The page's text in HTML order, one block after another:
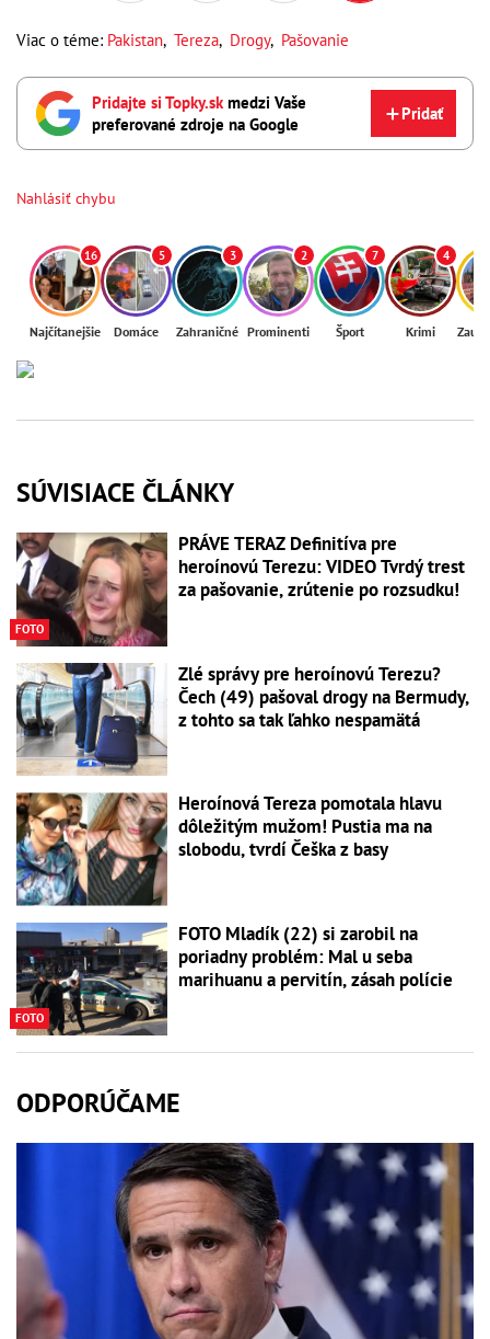
Viac o téme: Pakistan, Tereza, Drogy, Pašovanie
Pridajte si Topky.skmedzi Vaše
preferované zdroje na Google
Pridať
Nahlásiť chybu
16
Najčítanejšie
5
Domáce
3
Zahraničné
2
Prominenti
7
Šport
4
Krimi
SÚVISIACE ČLÁNKY
FOTO
PRÁVE TERAZ Definitíva pre
heroínovú Terezu: VIDEO Tvrdý trest
za pašovanie, zrútenie po rozsudku!
Zlé správy pre heroínovú Terezu?
Čech (49) pašoval drogy na Bermudy,
z tohto sa tak ľahko nespamätá
Heroínová Tereza pomotala hlavu
dôležitým mužom! Pustia ma na
slobodu, tvrdí Češka z basy
FOTO
FOTO Mladík (22) si zarobil na
poriadny problém: Mal u seba
marihuanu a pervitín, zásah polície
ODPORÚČAME